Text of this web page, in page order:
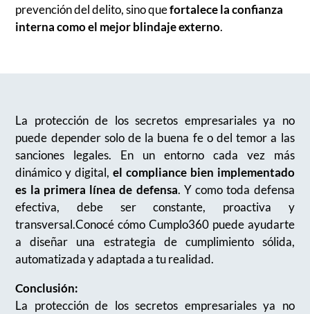
prevención del delito, sino quefortalece la confianza
interna como el mejor blindaje externo.
La protección de los secretos empresariales ya no
puede depender solo de la buena fe o del temor a las
sanciones legales. En un entorno cada vez más
dinámico y digital, el compliance bien implementado
es la primera línea de defensa. Y como toda defensa
efectiva, debe ser constante, proactiva y
transversal.Conocé cómo Cumplo360 puede ayudarte
a diseñar una estrategia de cumplimiento sólida,
automatizada y adaptada a tu realidad.
Conclusión:
La protección de los secretos empresariales ya no